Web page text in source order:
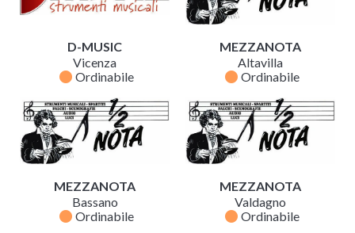
D-MUSIC
Vicenza
fiber_manual_record Ordinabile
MEZZANOTA
Altavilla
fiber_manual_record Ordinabile
MEZZANOTA
Bassano
fiber_manual_record Ordinabile
MEZZANOTA
Valdagno
fiber_manual_record Ordinabile